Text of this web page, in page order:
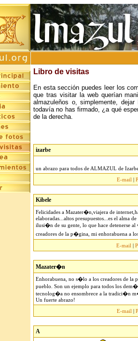
Libro de visitas
En esta sección puedes leer los
que tras visitar la web querían
almazuleños o, simplemente,
todavía no has firmado, ¿a qué
de la derecha.
izarbe
un abrazo para todos de ALMAZUL de
E-mail |
Kibele
Felicidades a Mazater�n,viajera de
elaboradas...altos presupuestos...es el alma
ilusi�n de su gente, lo que hace detenerse
creadores de la p�gina, mi enhorabuena a
E-mail |
Mazater�n
Enhorabuena, no s�lo a los creadores de
pueblo. Son un ejemplo para todos los
tecnolog�a no ensombrece a la tradici�n
Un fuerte abrazo!
E-mail |
A